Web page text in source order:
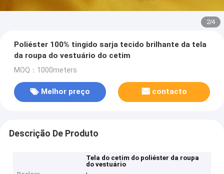
2/4
Poliéster 100% tingido sarja tecido brilhante da tela
da roupa do vestuário do cetim
MOQ：1000meters
Melhor preço contacto
Descrição De Produto
Tela do cetim do poliéster da roupa
do vestuário
,